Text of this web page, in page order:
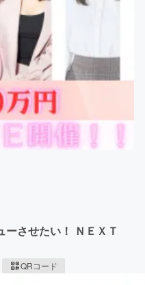
for Social GoodCAMPFIRE
ふるさと納税machi-ya
させたい！ ＮＥＸＴ
QRコード